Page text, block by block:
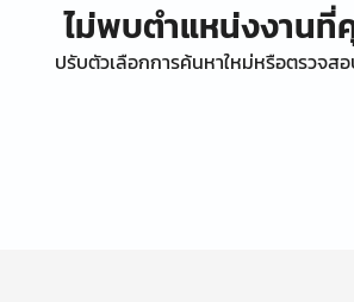
ไม่พบตำแหน่งงาน
ปรับตัวเลือกการค้นหาใหม่หรือตรวจส